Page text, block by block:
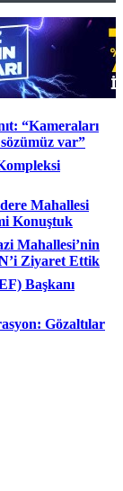
“Kameraları
var”
Mahallesi
Konuştuk
Mahallesi’nin
Ziyaret Ettik
Başkanı
Gözaltılar